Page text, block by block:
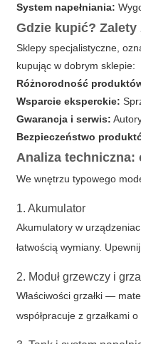
System napełniania:
Gdzie kupić?
Sklepy specjalistyczne,
kupując w dobrym sklepie:
Różnorodność
Wsparcie eksperckie:
Gwarancja i serwis:
Bezpieczeństwo
Analiza
We wnętrzu typowego
1. Akumulator
Akumulatory w
łatwością wymiany.
2. Moduł grzewczy i
Właściwości grzałki —
współpracuje z grzałkami